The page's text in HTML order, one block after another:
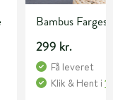
Bambus
299 kr.
Få leveret
Klik & Hent i